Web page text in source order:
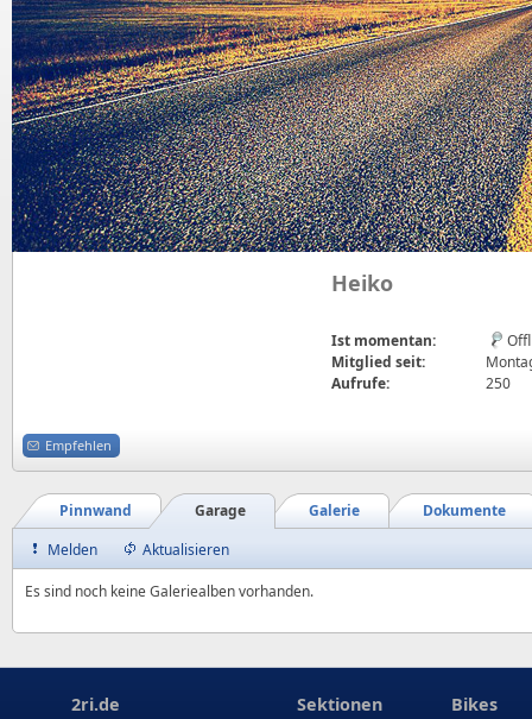
Heiko
Ist momentan:
Mitglied seit:
Aufrufe:
250
Empfehlen
Dokumente
Galerie
Garage
Pinnwand
Melden
Aktualisieren
Es sind noch keine Galeriealben vorhanden.
2ri.de Sektionen Bikes